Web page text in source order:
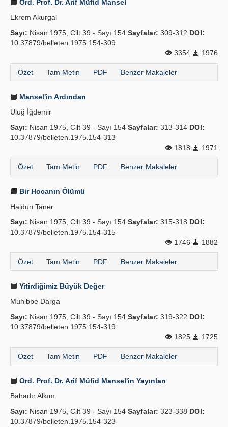
Ord. Prof. Dr. Arif Müfid Mansel
Ekrem Akurgal
Sayı: Nisan 1975, Cilt 39 - Sayı 154 Sayfalar: 309-312 DOI:
10.37879/belleten.1975.154-309
3354
1976
Özet Tam Metin PDF Benzer Makaleler
Mansel'in Ardından
Uluğ İğdemir
Sayı: Nisan 1975, Cilt 39 - Sayı 154 Sayfalar: 313-314 DOI:
10.37879/belleten.1975.154-313
1818
1971
Özet Tam Metin PDF Benzer Makaleler
Bir Hocanın Ölümü
Haldun Taner
Sayı: Nisan 1975, Cilt 39 - Sayı 154 Sayfalar: 315-318 DOI:
10.37879/belleten.1975.154-315
1746
1882
Özet Tam Metin PDF Benzer Makaleler
Yitirdiğimiz Büyük Değer
Muhibbe Darga
Sayı: Nisan 1975, Cilt 39 - Sayı 154 Sayfalar: 319-322 DOI:
10.37879/belleten.1975.154-319
1825
1725
Özet Tam Metin PDF Benzer Makaleler
Ord. Prof. Dr. Arif Müfid Mansel'in Yayınları
Bahadır Alkım
Sayı: Nisan 1975, Cilt 39 - Sayı 154 Sayfalar: 323-338 DOI:
10.37879/belleten.1975.154-323